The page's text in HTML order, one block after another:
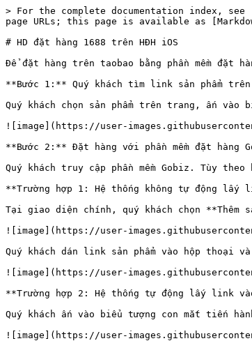
> For the complete documentation index,
page URLs; this page is available as
# HD đặt hàng 1688 trên HĐH iOS
Để đặt hàng trên taobao bằng phần mềm
**Bước 1:** Quý khách tìm link sản phẩm trên
Quý khách chọn sản phẩm trên trang, ấn
![image](https://user-
**Bước 2:** Đặt hàng với phần mềm đặt hàng
Quý khách truy cập phần mềm Gobiz. Tùy
**Trường hợp 1: Hệ thống không tự động lấy
Tại giao diện chính, quý khách chọn **Thêm
![image](https://user-
Quý khách dán link sản phẩm vào hộp thoại
![image](https://user-
**Trường hợp 2: Hệ thống tự động lấy link
Quý khách ấn vào biểu tượng con mắt tiến
![image](https://user-